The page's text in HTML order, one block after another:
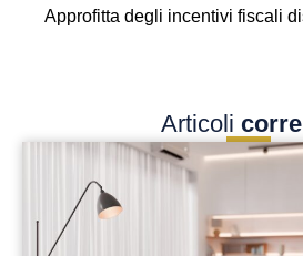
Approfitta degli incentivi fiscali
Articoli